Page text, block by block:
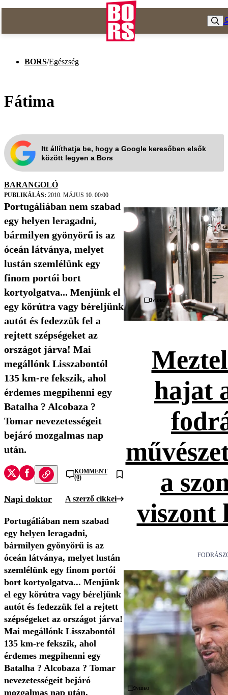
BORS/Egészség
Fátima
Itt állíthatja be, hogy a Google keresőben elsők
között legyen a Bors
BARANGOLÓ
PUBLIKÁLÁS: 2010. MÁJUS 10. 00:00
Portugáliában nem szabad
egy helyen leragadni,
bármilyen gyönyörű is az
óceán látványa, melyet
lustán szemlélünk egy
finom portói bort
kortyolgatva... Menjünk el
egy körútra vagy béreljünk
autót és fedezzük fel a
rejtett szépségeket az
országot járva! Mai
megállónk Lisszabontól
135 km-re fekszik, ahol
érdemes megpihenni egy
Batalha ? Alcobaza ?
Tomar nevezetességeit
bejáró mozgalmas nap
után.
KOMMENT
(0)
Napi doktor A szerző cikkei
Portugáliában nem szabad
egy helyen leragadni,
bármilyen gyönyörű is az
óceán látványa, melyet lustán
szemlélünk egy finom portói
bort kortyolgatva... Menjünk
el egy körútra vagy béreljünk
autót és fedezzük fel a rejtett
szépségeket az országot járva!
Mai megállónk Lisszabontól
135 km-re fekszik, ahol
érdemes megpihenni egy
Batalha ? Alcobaza ? Tomar
nevezetességeit bejáró
mozgalmas nap után.
Videó
hajat
a
viszont
Videó